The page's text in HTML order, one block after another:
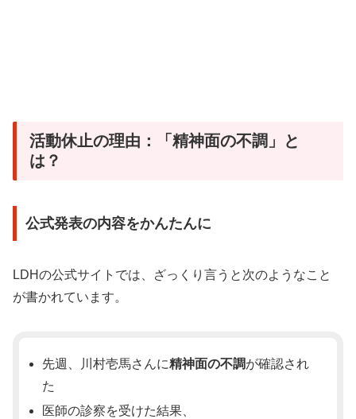
活動休止の理由：「精神面の不調」と
は？
公式発表の内容をかんたんに
LDHの公式サイトでは、ざっくり言うと次のようなこと
が書かれています。
先週、川村壱馬さんに精神面の不調が確認され
た
医師の診察を受けた結果、